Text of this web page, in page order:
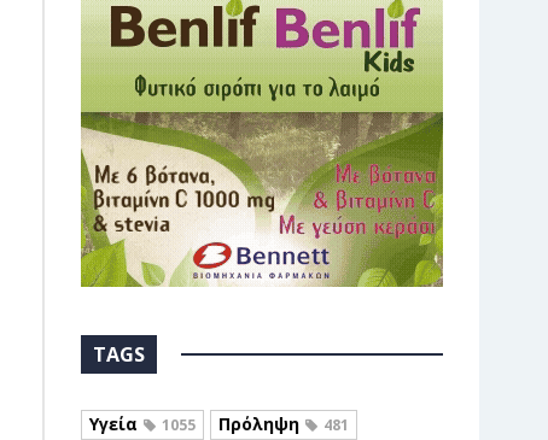
TAGS
Υγεία 1055 Πρόληψη 481